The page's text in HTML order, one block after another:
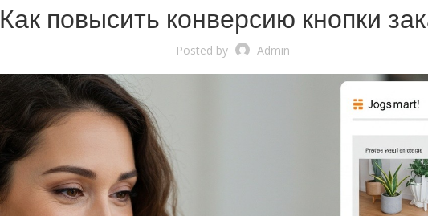
Как повысить конверсию кнопки
Posted by Admin